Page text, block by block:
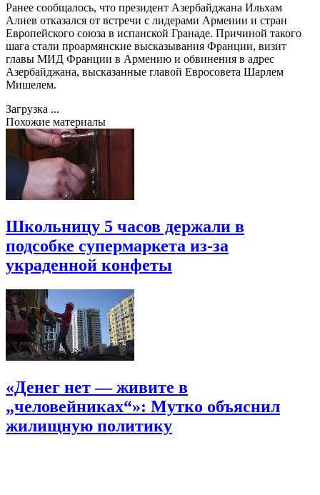
Ранее сообщалось, что президент Азербайджана Ильхам
Алиев отказался от встречи с лидерами Армении и стран
Европейского союза в испанской Гранаде. Причиной такого
шага стали проармянские высказывания Франции, визит
главы МИД Франции в Армению и обвинения в адрес
Азербайджана, высказанные главой Евросовета Шарлем
Мишелем.
Загрузка ...
Похожие материалы
Школьницу 5 часов держали в
подсобке супермаркета из-за
украденной конфеты
«Денег нет — живите в
„человейниках“»: Мутко объяснил
жилищную политику